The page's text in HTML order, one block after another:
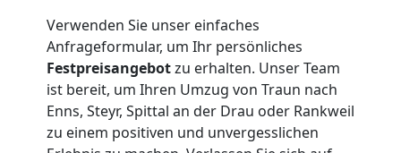
Verwenden Sie unser einfaches
Anfrageformular, um Ihr persönliches
Festpreisangebotzu erhalten. Unser Team
ist bereit, um Ihren Umzug von Traun nach
Enns, Steyr, Spittal an der Drau oder Rankweil
zu einem positiven und unvergesslichen
LKW
Möbellift